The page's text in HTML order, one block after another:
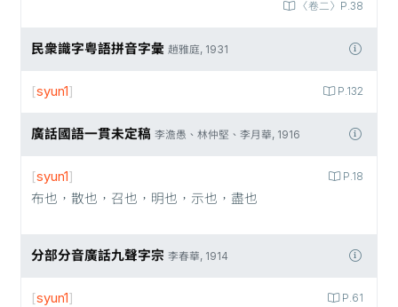
〈卷二〉P.38
民衆識字粤語拼音字彙 趙雅庭, 1931
P.132
[syun1]
廣話國語一貫未定稿 李澹愚、林仲堅、李月華, 1916
P.18
[syun1]
布也，散也，召也，明也，示也，盡也
分部分音廣話九聲字宗 李春華, 1914
P.61
[syun1]